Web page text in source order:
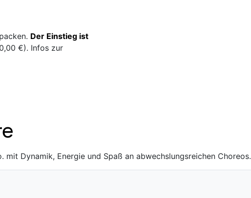
Der Einstieg ist
€). Infos zur
Dynamik, Energie und Spaß an abwechslungsreichen Choreos.